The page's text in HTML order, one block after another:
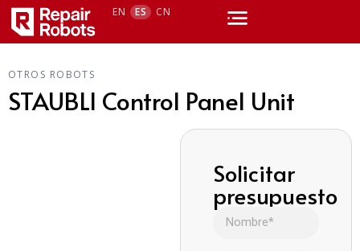
EN ES CN
OTROS ROBOTS
STAUBLI Control Panel Unit
Solicitar
presupuesto